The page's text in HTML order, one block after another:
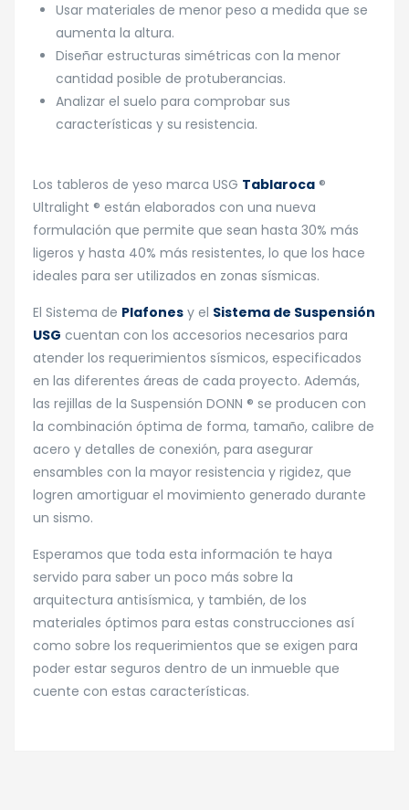
Usar materiales de menor peso a medida que se
aumenta la altura.
Diseñar estructuras simétricas con la menor
cantidad posible de protuberancias.
Analizar el suelo para comprobar sus
características y su resistencia.
Los tableros de yeso marca USG Tablaroca ®
Ultralight ® están elaborados con una nueva
formulación que permite que sean hasta 30% más
ligeros y hasta 40% más resistentes, lo que los hace
ideales para ser utilizados en zonas sísmicas.
El Sistema de Plafones y el Sistema de Suspensión
USG cuentan con los accesorios necesarios para
atender los requerimientos sísmicos, especificados
en las diferentes áreas de cada proyecto. Además,
las rejillas de la Suspensión DONN ® se producen con
la combinación óptima de forma, tamaño, calibre de
acero y detalles de conexión, para asegurar
ensambles con la mayor resistencia y rigidez, que
logren amortiguar el movimiento generado durante
un sismo.
Esperamos que toda esta información te haya
servido para saber un poco más sobre la
arquitectura antisísmica, y también, de los
materiales óptimos para estas construcciones así
como sobre los requerimientos que se exigen para
poder estar seguros dentro de un inmueble que
cuente con estas características.